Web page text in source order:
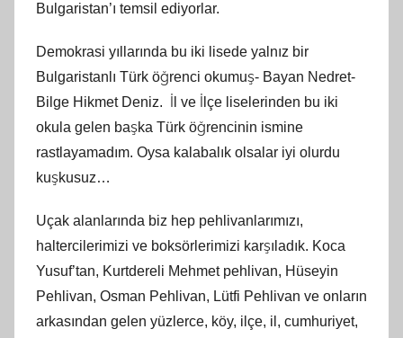
Bulgaristan’ı temsil ediyorlar.
Demokrasi yıllarında bu iki lisede yalnız bir
Bulgaristanlı Türk öğrenci okumuş- Bayan Nedret-
Bilge Hikmet Deniz. İl ve İlçe liselerinden bu iki
okula gelen başka Türk öğrencinin ismine
rastlayamadım. Oysa kalabalık olsalar iyi olurdu
kuşkusuz…
Uçak alanlarında biz hep pehlivanlarımızı,
haltercilerimizi ve boksörlerimizi karşıladık. Koca
Yusuf’tan, Kurtdereli Mehmet pehlivan, Hüseyin
Pehlivan, Osman Pehlivan, Lütfi Pehlivan ve onların
arkasından gelen yüzlerce, köy, ilçe, il, cumhuriyet,